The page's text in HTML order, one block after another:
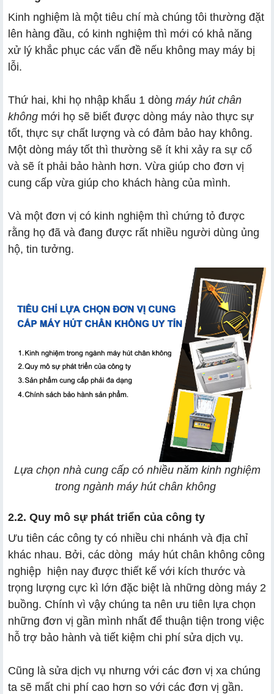
Kinh nghiệm là một tiêu chí mà chúng tôi thường đặt
lên hàng đầu, có kinh nghiệm thì mới có khả năng
xử lý khắc phục các vấn đề nếu không may máy bị
lỗi.
Thứ hai, khi họ nhập khẩu 1 dòng máy hút chân
không mới họ sẽ biết được dòng máy nào thực sự
tốt, thực sự chất lượng và có đảm bảo hay không.
Một dòng máy tốt thì thường sẽ ít khi xảy ra sự cố
và sẽ ít phải bảo hành hơn. Vừa giúp cho đơn vị
cung cấp vừa giúp cho khách hàng của mình.
Và một đơn vị có kinh nghiệm thì chứng tỏ được
rằng họ đã và đang được rất nhiều người dùng ủng
hộ, tin tưởng.
Lựa chọn nhà cung cấp có nhiều năm kinh nghiệm
trong ngành máy hút chân không
2.2. Quy mô sự phát triển của công ty
Ưu tiên các công ty có nhiều chi nhánh và địa chỉ
khác nhau. Bởi, các dòng máy hút chân không công
nghiệp hiện nay được thiết kế với kích thước và
trọng lượng cực kì lớn đặc biệt là những dòng máy 2
buồng. Chính vì vậy chúng ta nên ưu tiên lựa chọn
những đơn vị gần mình nhất để thuận tiện trong việc
hỗ trợ bảo hành và tiết kiệm chi phí sửa dịch vụ.
Cũng là sửa dịch vụ nhưng với các đơn vị xa chúng
ta sẽ mất chi phí cao hơn so với các đơn vị gần.